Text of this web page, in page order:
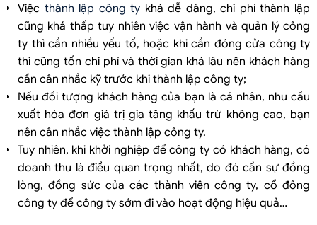
Việc thành lập công ty khá dễ dàng, chi phí thành lập
cũng khá thấp tuy nhiên việc vận hành và quản lý công
ty thì cần nhiều yếu tố, hoặc khi cần đóng cửa công ty
thì cũng tốn chi phí và thời gian khá lâu nên khách hàng
cần cân nhắc kỹ trước khi thành lập công ty;
Nếu đối tượng khách hàng của bạn là cá nhân, nhu cầu
xuất hóa đơn giá trị gia tăng khấu trừ không cao, bạn
nên cân nhắc việc thành lập công ty.
Tuy nhiên, khi khởi nghiệp để công ty có khách hàng, có
doanh thu là điều quan trọng nhất, do đó cần sự đồng
lòng, đồng sức của các thành viên công ty, cổ đông
công ty để công ty sớm đi vào hoạt động hiệu quả…